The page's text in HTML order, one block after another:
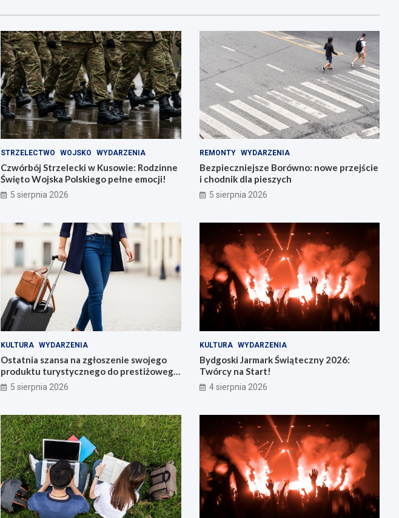
STRZELECTWO WOJSKO WYDARZENIA
Czwórbój Strzelecki w Kusowie: Rodzinne
Święto Wojska Polskiego pełne emocji!
5 sierpnia 2026
REMONTY WYDARZENIA
Bezpieczniejsze Borówno: nowe przejście
i chodnik dla pieszych
5 sierpnia 2026
KULTURA WYDARZENIA
Ostatnia szansa na zgłoszenie swojego
produktu turystycznego do prestiżowego
konkursu POT
5 sierpnia 2026
KULTURA WYDARZENIA
Bydgoski Jarmark Świąteczny 2026:
Twórcy na Start!
4 sierpnia 2026